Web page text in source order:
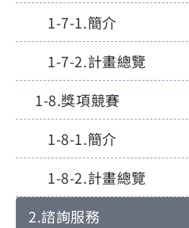
簡介
計畫總覽
獎項競賽
簡介
計畫總覽
諮詢服務